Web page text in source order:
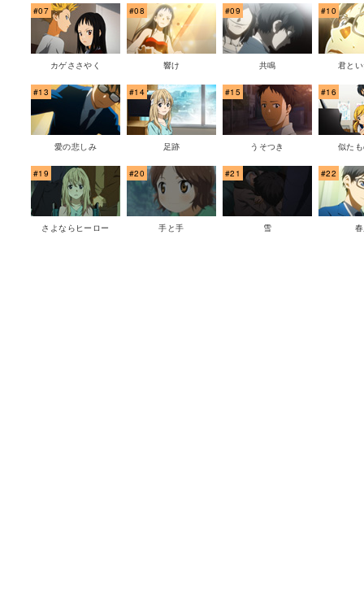
カゲささやく
#07
響け
#08
共鳴
#09
君と
#10
愛の悲しみ
#13
足跡
#14
うそつき
#15
似た
#16
さよならヒーロー
#19
手と手
#20
雪
#21 #22